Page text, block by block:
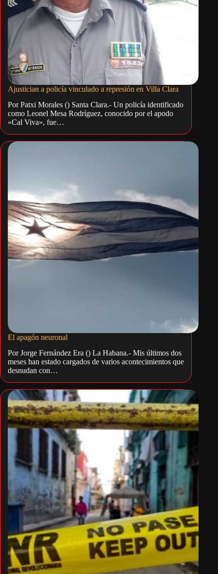
Ajustician a policía vinculado a represión en Villa Clara
Por Patxi Morales () Santa Clara.- Un policía identificado
como Leonel Mesa Rodríguez, conocido por el apodo
«Cal Viva», fue…
El apagón neuronal
Por Jorge Fernández Era () La Habana.- Mis últimos dos
meses han estado cargados de varios acontecimientos que
desnudan con…